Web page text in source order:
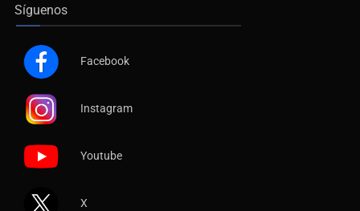
Síguenos
Facebook
Instagram
Youtube
X